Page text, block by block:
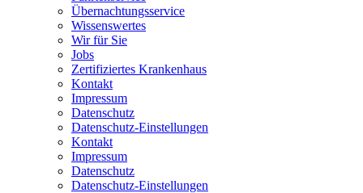
Übernachtungsservice
Wissenswertes
Wir für Sie
Jobs
Zertifiziertes Krankenhaus
Kontakt
Impressum
Datenschutz
Datenschutz-Einstellungen
Kontakt
Impressum
Datenschutz
Datenschutz-Einstellungen